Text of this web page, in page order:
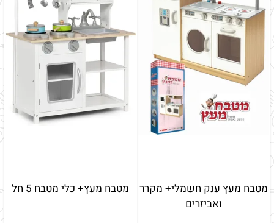
הערות: הערות:
מטבח מעץ ענק חשמלי+ מקרר
ואביזרים
מטבח מעץ+ כלי מטבח 5 חל